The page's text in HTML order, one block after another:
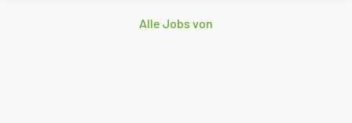
Alle Jobs von